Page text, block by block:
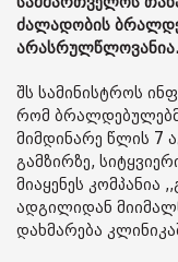
ძალადობის
არასრულწლოვანია.
შს სამინისტროს
რომ
მიმდინარე წლის 7
გამზირზე,
მიაყენეს კომპანია
ადგილიდან
დახმარება